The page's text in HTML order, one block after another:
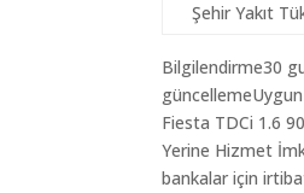
Şehir Yakıt
Bilgilendirme30
Fiesta TDCi 1.6
Yerine Hizmet
bankalar için